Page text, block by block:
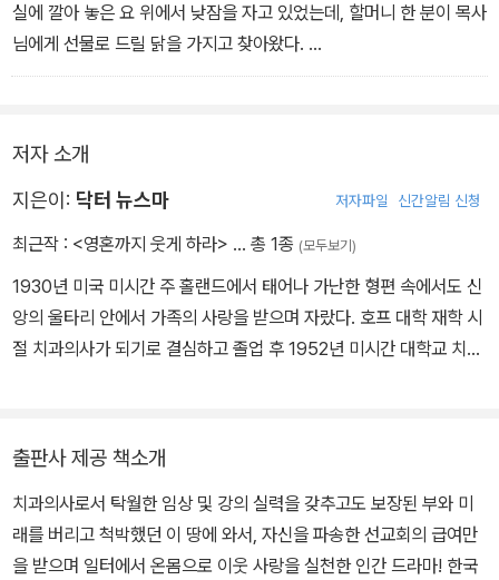
실에 깔아 놓은 요 위에서 낮잠을 자고 있었는데, 할머니 한 분이 목사
님에게 선물로 드릴 닭을 가지고 찾아왔다.
님은 잠에서 깨어났다. 순간, 갑자기 나타난 닭과 버선발을 보고 어찌
나 놀랬던지 그만 눈을 감아 버렸다고 한다.
근사하게 포장한 선물을 건네주었다. 나는 감사히 받고서 다른 선물
들과 함께 크리스마스트리 곁에 두었다. 며칠 뒤 트리 주위에서 몹시
안 좋은 냄새가 났고, 바로 최씨가 준 선물이 그 근원지임을 알게 되었
웠던 시절과 정이 담긴 풍경들' 중에서)
저자 소개
지은이: 닥터 뉴스마 저자파일 신간알림 신청
최근작 : <영혼까지 웃게 하라> … 총 1종 (모두보기)
1930년 미국 미시간 주 홀랜드에서 태어나 가난한 형편 속에서도 신
앙의 울타리 안에서 가족의 사랑을 받으며 자랐다. 호프 대학 재학 시
절 치과의사가 되기로 결심하고 졸업 후 1952년 미시간 대학교 치과
한국 치과의사 면허를 취득했다. 1963년 전라도 광주로 내려와 광주
기독병원 치과에 부임, 치과 전공의 수련과정을 개설하며 본격적인
활동을 시작했다. 의료진들과 함께 정기적으로 무의촌 진료 봉사활동
을 펼쳐 연평균 1만여 명의 환자를 진료했으며, 암 환자들을 위한 특
출판사 제공 책소개
치과의사로서 탁월한 임상 및 강의 실력을 갖추고도 보장된 부와 미
래를 버리고 척박했던 이 땅에 와서, 자신을 파송한 선교회의 급여만
을 받으며 일터에서 온몸으로 이웃 사랑을 실천한 인간 드라마! 한국